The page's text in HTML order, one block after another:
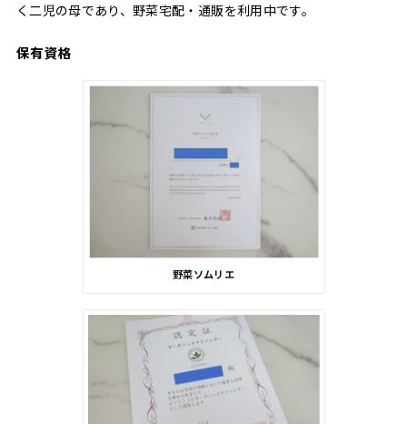
く二児の母であり、野菜宅配・通販を利用中です。
保有資格
野菜ソムリエ